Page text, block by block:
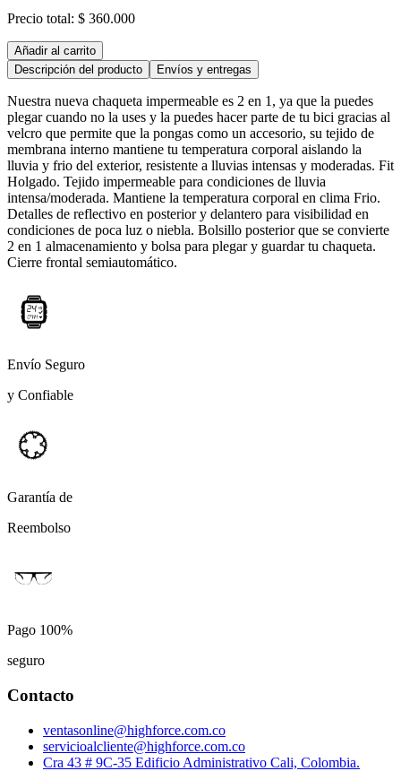
Precio total: $ 360.000
Añadir al carrito
Descripción del producto
Envíos y entregas
Nuestra nueva chaqueta impermeable es 2 en 1, ya que la puedes
plegar cuando no la uses y la puedes hacer parte de tu bici gracias al
velcro que permite que la pongas como un accesorio, su tejido de
membrana interno mantiene tu temperatura corporal aislando la
lluvia y frio del exterior, resistente a lluvias intensas y moderadas. Fit
Holgado. Tejido impermeable para condiciones de lluvia
intensa/moderada. Mantiene la temperatura corporal en clima Frio.
Detalles de reflectivo en posterior y delantero para visibilidad en
condiciones de poca luz o niebla. Bolsillo posterior que se convierte
2 en 1 almacenamiento y bolsa para plegar y guardar tu chaqueta.
Cierre frontal semiautomático.
Envío Seguro
y Confiable
Garantía de
Reembolso
Pago 100%
seguro
Contacto
ventasonline@highforce.com.co
servicioalcliente@highforce.com.co
Cra 43 # 9C-35 Edificio Administrativo Cali, Colombia.